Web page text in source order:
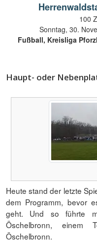
100
Sonntag, 30.
Fußball, Kreisliga
Haupt- oder
Heute stand der letzte
dem Programm, bevor
geht. Und so führte
Öschelbronn, einem
Öschelbronn.